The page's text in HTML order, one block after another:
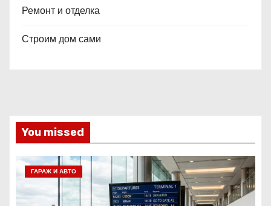
Ремонт и отделка
Строим дом сами
You missed
ГАРАЖ И АВТО